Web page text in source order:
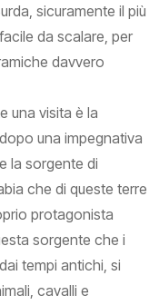
sicuramente il più
da scalare, per
davvero
una visita è la
una impegnativa
la sorgente di
che di queste terre
protagonista
sorgente che i
tempi antichi, si
cavalli e